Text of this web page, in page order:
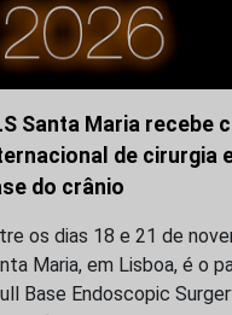
Santa Maria recebe
de cirurgia
do crânio
os dias 18 e 21 de
Maria, em Lisboa, é o
Base Endoscopic